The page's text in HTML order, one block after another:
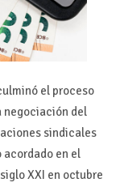
el proceso
negociación del
sindicales
acordado en el
XXI en octubre